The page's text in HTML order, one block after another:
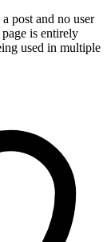
post and no user
is entirely
used in multiple